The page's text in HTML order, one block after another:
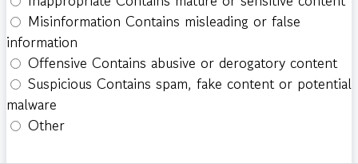
Misinformation Contains misleading or false
information
Offensive Contains abusive or derogatory content
Suspicious Contains spam, fake content or potential
malware
Other